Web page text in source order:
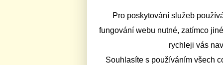
Pro poskytování služeb
fungování webu nutné, zatímco
rychleji vás
Souhlasíte s používáním všech